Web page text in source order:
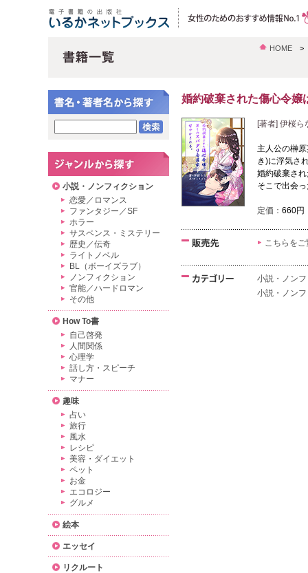
HOME
婚約破棄された傷心令嬢
[著者] 伊桜
主人公の榊
き)に浮気さ
婚約破棄さ
そこで出会
定価： 660円
こちらを
小説・ノン
小説・ノン
小説・ノンフィクション
恋愛／ロマンス
ファンタジー／SF
ホラー
サスペンス・ミステリー
歴史／伝奇
ライトノベル
BL（ボーイズラブ）
ノンフィクション
官能／ハードロマン
その他
How To書
自己啓発
人間関係
心理学
話し方・スピーチ
マナー
趣味
占い
旅行
風水
レシピ
美容・ダイエット
ペット
お金
エコロジー
グルメ
絵本
エッセイ
リクルート